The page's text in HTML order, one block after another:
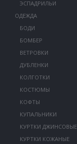
ЭСПАДРИЛЬИ
ОДЕЖДА
БОДИ
БОМБЕР
ВЕТРОВКИ
ДУБЛЕНКИ
КОЛГОТКИ
КОСТЮМЫ
КОФТЫ
КУПАЛЬНИКИ
КУРТКИ ДЖИНСОВЫЕ
КУРТКИ КОЖАНЫЕ